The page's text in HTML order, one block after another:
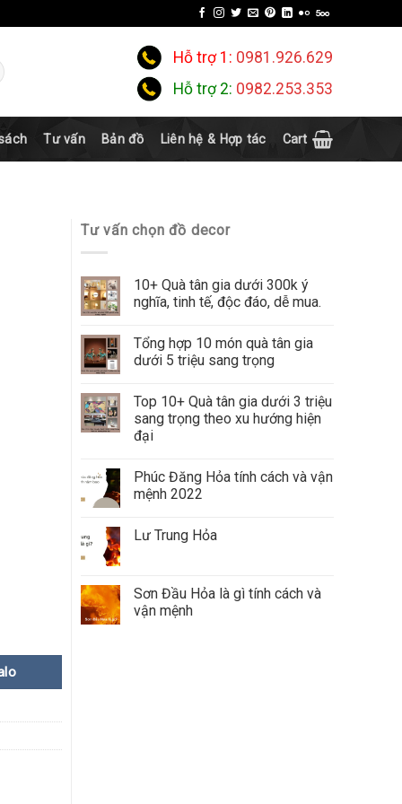
Hỗ trợ 1: 0981.926.629
Hỗ trợ 2: 0982.253.353
Tư vấn Bản đồ Liên hệ & Hợp tác Cart
Tư vấn chọn đồ decor
10+ Quà tân gia dưới 300k ý
nghĩa, tinh tế, độc đáo, dễ mua.
Tổng hợp 10 món quà tân gia
dưới 5 triệu sang trọng
Top 10+ Quà tân gia dưới 3 triệu
sang trọng theo xu hướng hiện
đại
Phúc Đăng Hỏa tính cách và vận
mệnh 2022
Lư Trung Hỏa
Sơn Đầu Hỏa là gì tính cách và
vận mệnh